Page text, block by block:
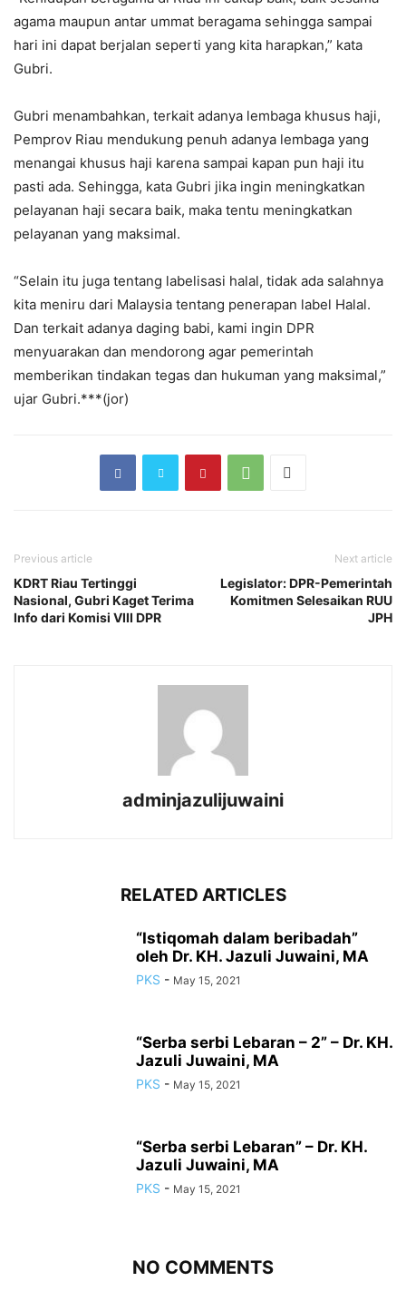
agama maupun antar ummat beragama sehingga sampai
hari ini dapat berjalan seperti yang kita harapkan,” kata
Gubri.
Gubri menambahkan, terkait adanya lembaga khusus haji,
Pemprov Riau mendukung penuh adanya lembaga yang
menangai khusus haji karena sampai kapan pun haji itu
pasti ada. Sehingga, kata Gubri jika ingin meningkatkan
pelayanan haji secara baik, maka tentu meningkatkan
pelayanan yang maksimal.
“Selain itu juga tentang labelisasi halal, tidak ada salahnya
kita meniru dari Malaysia tentang penerapan label Halal.
Dan terkait adanya daging babi, kami ingin DPR
menyuarakan dan mendorong agar pemerintah
memberikan tindakan tegas dan hukuman yang maksimal,”
ujar Gubri.***(jor)
Previous article
KDRT Riau Tertinggi
Nasional, Gubri Kaget Terima
Info dari Komisi VIII DPR
Next article
Legislator: DPR-Pemerintah
Komitmen Selesaikan RUU
JPH
adminjazulijuwaini
RELATED ARTICLES
“Istiqomah dalam beribadah”
oleh Dr. KH. Jazuli Juwaini, MA
PKS - May 15, 2021
“Serba serbi Lebaran – 2” – Dr. KH.
Jazuli Juwaini, MA
PKS - May 15, 2021
“Serba serbi Lebaran” – Dr. KH.
Jazuli Juwaini, MA
PKS - May 15, 2021
NO COMMENTS